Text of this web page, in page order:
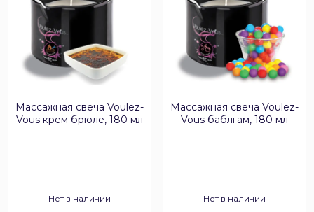
Массажная свеча Voulez-
Vous крем брюле, 180 мл
Нет в наличии
Массажная свеча Voulez-
Vous баблгам, 180 мл
Нет в наличии